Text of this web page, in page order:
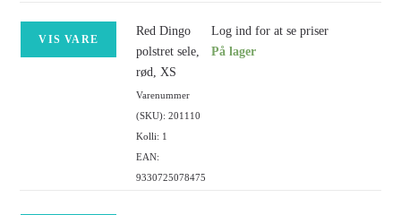
VIS VARE
Red Dingo
polstret sele,
rød, XS
Varenummer
(SKU): 201110
Kolli: 1
EAN:
9330725078475
Log ind for at se priser
På lager